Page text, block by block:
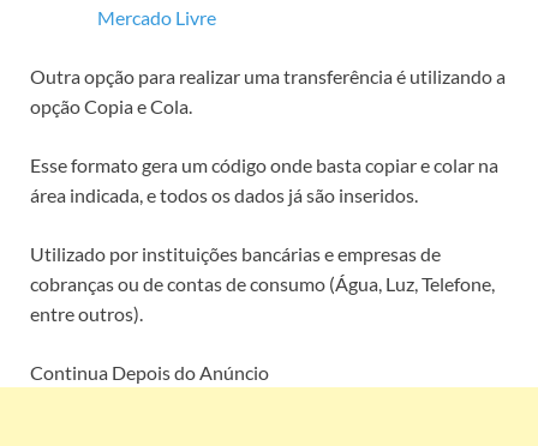
Mercado Livre
Outra opção para realizar uma transferência é utilizando a
opção Copia e Cola.
Esse formato gera um código onde basta copiar e colar na
área indicada, e todos os dados já são inseridos.
Utilizado por instituições bancárias e empresas de
cobranças ou de contas de consumo (Água, Luz, Telefone,
entre outros).
Continua Depois do Anúncio